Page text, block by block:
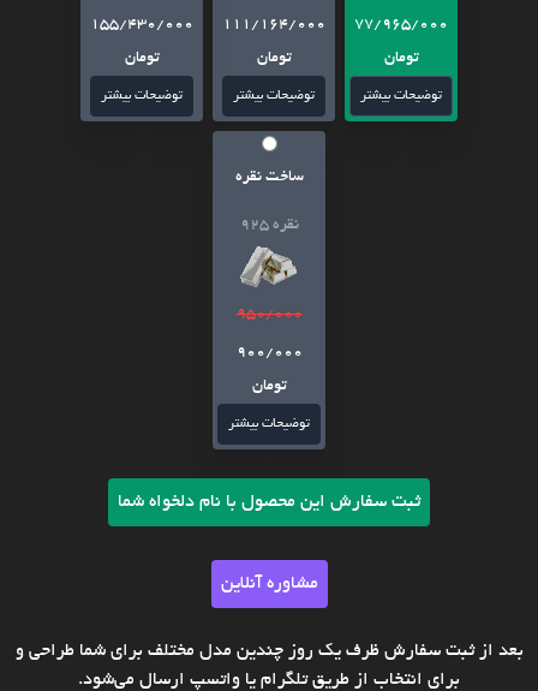
77/965/000
تومان
توضیحات بیشتر
111/164/000
تومان
توضیحات بیشتر
155/430/000
تومان
توضیحات بیشتر
ساخت نقره
نقره 925
950/000
900/000
تومان
توضیحات بیشتر
ثبت سفارش این محصول با نام دلخواه شما
مشاوره آنلاین
بعد از ثبت سفارش ظرف یک روز چندین مدل مختلف برای شما طراحی و
برای انتخاب از طریق تلگرام یا واتسپ ارسال می‌شود.